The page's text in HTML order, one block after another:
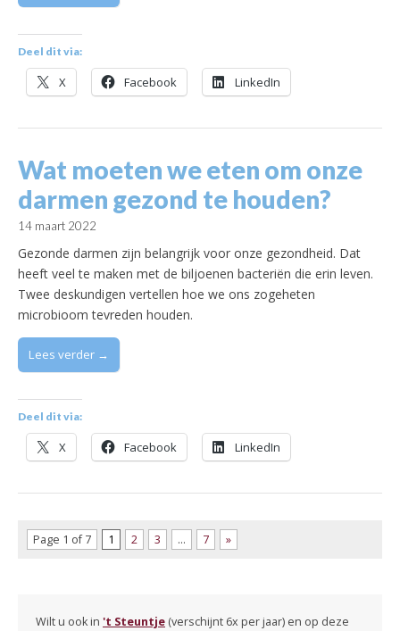
Deel dit via:
X Facebook LinkedIn
Wat moeten we eten om onze
darmen gezond te houden?
14 maart 2022
Gezonde darmen zijn belangrijk voor onze gezondheid. Dat
heeft veel te maken met de biljoenen bacteriën die erin leven.
Twee deskundigen vertellen hoe we ons zogeheten
microbioom tevreden houden.
Lees verder →
Deel dit via:
X Facebook LinkedIn
Page 1 of 7 1 2 3 … 7 »
Wilt u ook in 't Steuntje (verschijnt 6x per jaar) en op deze